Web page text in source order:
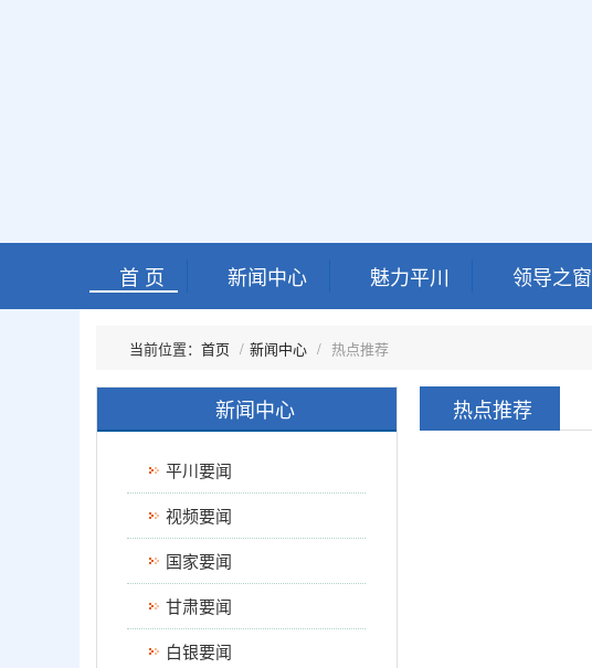
首 页 新闻中心 魅力平川 领导之窗
首页 新闻中心 热点推荐
热点推荐
新闻中心
平川要闻
视频要闻
国家要闻
甘肃要闻
白银要闻